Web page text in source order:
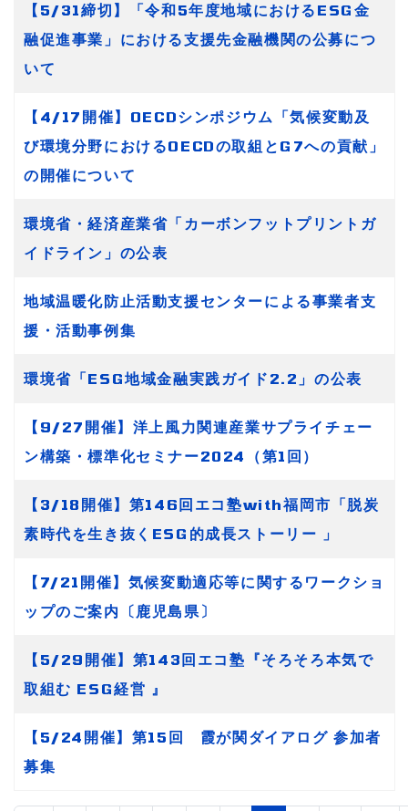
【5/31締切】「令和5年度地域におけるESG金
融促進事業」における支援先金融機関の公募につ
いて
【4/17開催】OECDシンポジウム「気候変動及
び環境分野におけるOECDの取組とG7への貢献」
の開催について
環境省・経済産業省「カーボンフットプリントガ
イドライン」の公表
地域温暖化防止活動支援センターによる事業者支
援・活動事例集
環境省「ESG地域金融実践ガイド2.2」の公表
【9/27開催】洋上風力関連産業サプライチェー
ン構築・標準化セミナー2024（第1回）
【3/18開催】第146回エコ塾with福岡市「脱炭
素時代を生き抜くESG的成長ストーリー 」
【7/21開催】気候変動適応等に関するワークショ
ップのご案内〔鹿児島県〕
【5/29開催】第143回エコ塾『そろそろ本気で
取組む ESG経営 』
【5/24開催】第15回 霞が関ダイアログ 参加者
募集